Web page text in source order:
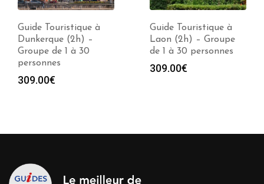
Guide Touristique à
Dunkerque (2h) –
Groupe de 1 à 30
personnes
309.00€
Guide Touristique à
Laon (2h) – Groupe
de 1 à 30 personnes
309.00€